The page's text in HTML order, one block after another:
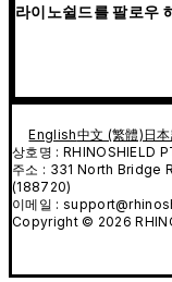
라이노쉴드를 팔로우
English中文 (繁體) 日
상호명 : RHINOSHIELD
주소 : 331 North
(188720)
이메일 :
Copyright © 2026